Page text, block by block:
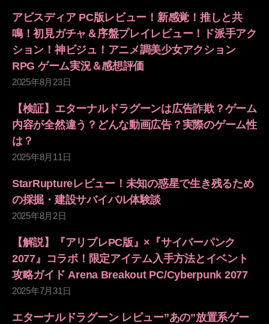
アビスディア PC版レビュー！新感覚！推しと共
鳴！初見ガチャ＆序盤プレイレビュー！ド派手アク
ション！神ビジュ！アニメ調美少女アクション
RPG ゲーム実況＆感想評価
2025年8月23日
【検証】エターナルドラグーンは広告詐欺？ゲーム
内容が全然違う？どんな動画広告？実際のゲーム性
は？
2025年8月11日
StarRuptureレビュー！未知の惑星で生き残るため
の採掘・建設サバイバル体験談
2025年8月2日
【解説】『アリブレPC版』×『サイバーパンク
2077』コラボ！限定アイテム入手方法とイベント
攻略ガイド Arena Breakout PC/Cyberpunk 2077
2025年7月31日
エターナルドラグーン レビュー”あの”放置系ゲー